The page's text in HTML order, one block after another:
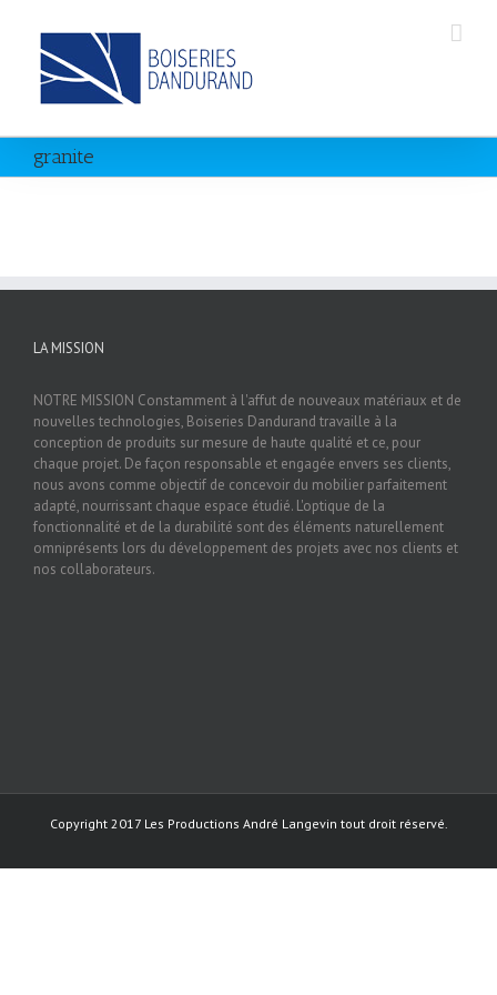
granite
LA MISSION
NOTRE MISSION Constamment à l'affut de nouveaux matériaux et de
nouvelles technologies, Boiseries Dandurand travaille à la
conception de produits sur mesure de haute qualité et ce, pour
chaque projet. De façon responsable et engagée envers ses clients,
nous avons comme objectif de concevoir du mobilier parfaitement
adapté, nourrissant chaque espace étudié. L'optique de la
fonctionnalité et de la durabilité sont des éléments naturellement
omniprésents lors du développement des projets avec nos clients et
nos collaborateurs.
Copyright 2017 Les Productions André Langevin tout droit réservé.